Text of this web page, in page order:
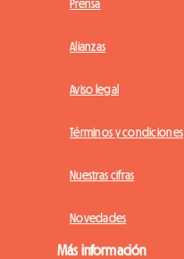
Prensa
Alianzas
Aviso legal
Términos y condiciones
Nuestras cifras
Novedades
Más información